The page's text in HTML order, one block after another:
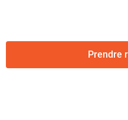
Prendre